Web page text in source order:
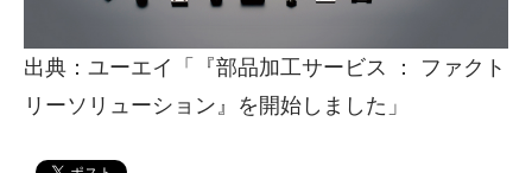
出典：ユーエイ「『部品加工サービス ： ファクト
リーソリューション』を開始しました」